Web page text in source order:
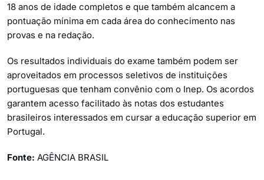
18 anos de idade completos e que também alcancem a
pontuação mínima em cada área do conhecimento nas
provas e na redação.
Os resultados individuais do exame também podem ser
aproveitados em processos seletivos de instituições
portuguesas que tenham convênio com o Inep. Os acordos
garantem acesso facilitado às notas dos estudantes
brasileiros interessados em cursar a educação superior em
Portugal.
Fonte: AGÊNCIA BRASIL